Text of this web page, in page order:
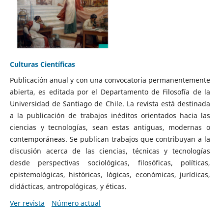
Culturas Científicas
Publicación anual y con una convocatoria permanentemente
abierta, es editada por el Departamento de Filosofía de la
Universidad de Santiago de Chile. La revista está destinada
a la publicación de trabajos inéditos orientados hacia las
ciencias y tecnologías, sean estas antiguas, modernas o
contemporáneas. Se publican trabajos que contribuyan a la
discusión acerca de las ciencias, técnicas y tecnologías
desde perspectivas sociológicas, filosóficas, políticas,
epistemológicas, históricas, lógicas, económicas, jurídicas,
didácticas, antropológicas, y éticas.
Ver revista
Número actual